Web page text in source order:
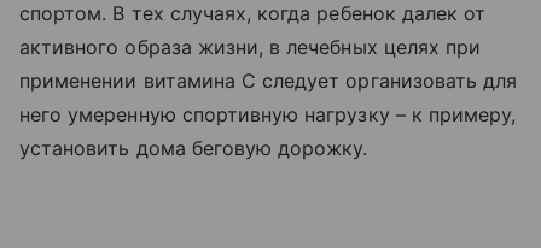
спортом. В тех случаях, когда ребенок далек от
активного образа жизни, в лечебных целях при
применении витамина С следует организовать для
него умеренную спортивную нагрузку – к примеру,
установить дома беговую дорожку.